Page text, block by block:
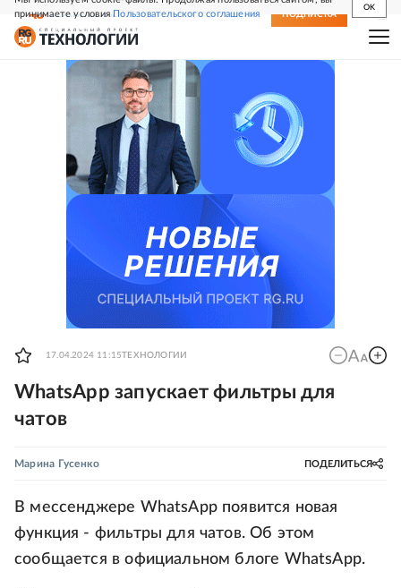
принимаете условияПользовательского соглашения
OK
СВЕЖИЙ НОМЕР ПОДПИСКА
17.04.2024 11:15ТЕХНОЛОГИИ
WhatsApp запускает фильтры для
чатов
Марина Гусенко ПОДЕЛИТЬСЯ
В мессенджере WhatsApp появится новая
функция - фильтры для чатов. Об этом
сообщается в официальном блоге WhatsApp.